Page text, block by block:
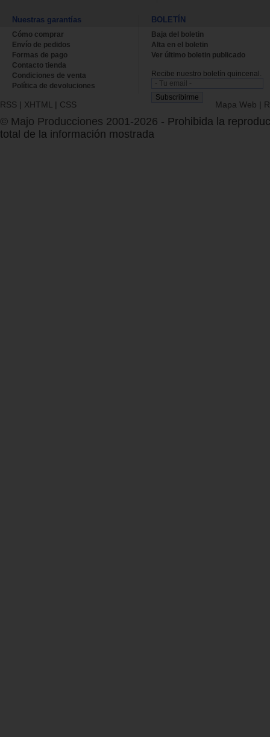
Nuestras garantías
Cómo comprar
Envío de pedidos
Formas de pago
Contacto tienda
Condiciones de venta
Política de devoluciones
BOLETÍN
Baja del boletin
Alta en el boletin
Ver último boletin publicado
Recibe nuestro boletín quincenal.
RSS | XHTML | CSS Mapa Web |
© Majo Producciones 2001-2026 - Prohibida la
total de la información mostrada